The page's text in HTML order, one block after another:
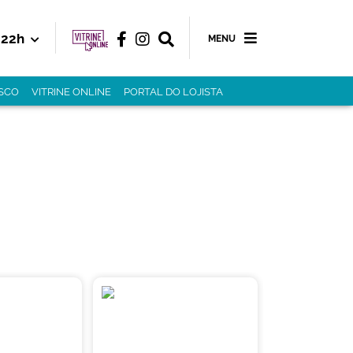
22h MENU
VITRINE ONLINE PORTAL DO LOJISTA